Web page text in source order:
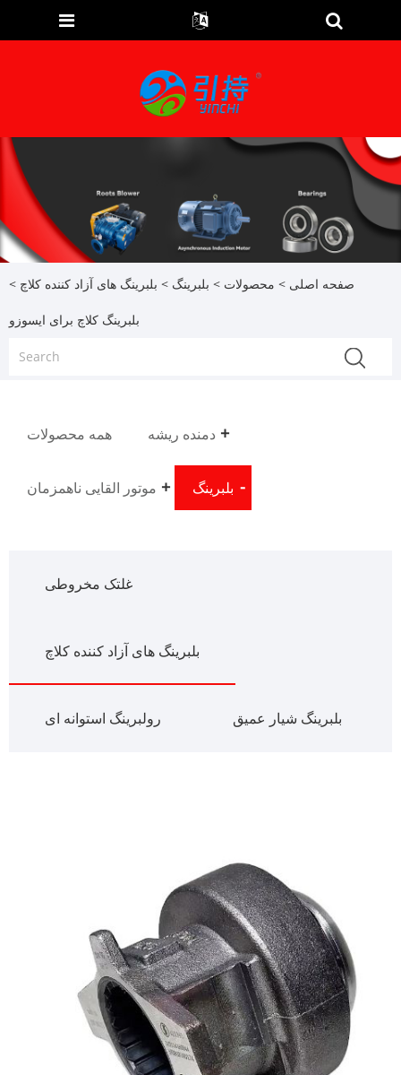
صفحه اصلی > محصولات > بلبرینگ > بلبرینگ های آزاد کننده کلاچ >
بلبرینگ کلاچ برای ایسوزو
همه محصولات دمنده ریشه
موتور القایی ناهمزمان بلبرینگ
غلتک مخروطی
بلبرینگ های آزاد کننده کلاچ
رولبرینگ استوانه ای بلبرینگ شیار عمیق